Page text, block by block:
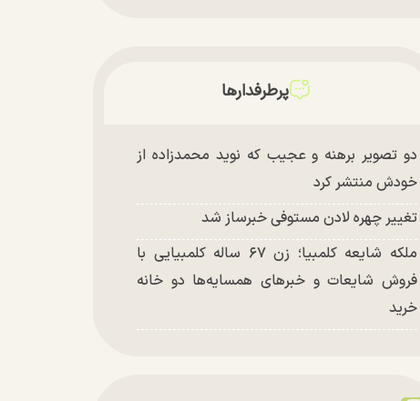
پرطرفدارها
دو تصویر برهنه و عجیب که نوید محمدزاده از
خودش منتشر کرد
تغییر چهره لادن مستوفی خبرساز شد
ملکه شایعه کلمبیا؛ زن ۶۷ ساله کلمبیایی با
فروش شایعات و خبر‌های همسایه‌ها دو خانه
خرید